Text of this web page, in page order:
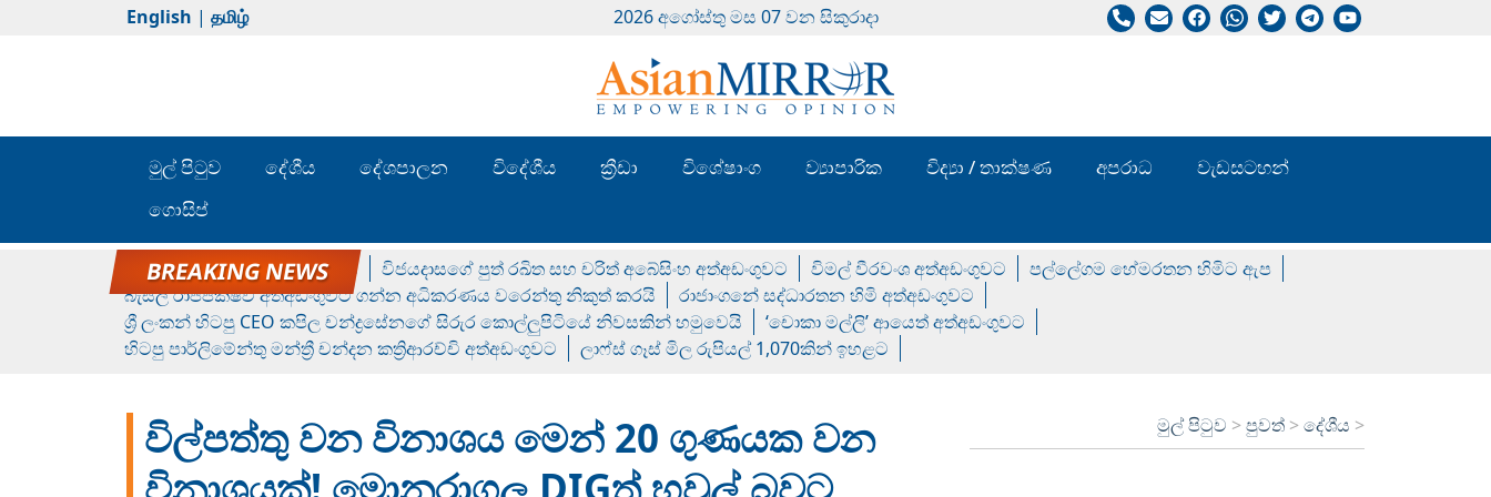
English | தமிழ் 2026 අගෝස්‍තු මස 07 වන සිකුරාදා
මුල් පිටුව දේශීය දේශපාලන විදේශීය ක්‍රීඩා විශේෂාංග ව්‍යාපාරික විද්‍යා / තාක්ෂණ අපරාධ
වැඩසටහන්
ගොසිප්
රන් ගෙනා රුමේෂ්ගේ හෙල්ලය විජයදාසගේ පුත් රඛිත සහ චරිත් අබේසිංහ අත්අඩංගුවට විමල් වීරවංශ අත්අඩංගුවට
පල්ලේගම හේමරතන හිමිට ඇප
බැසිල් රාජපක්ෂව අත්අඩංගුවට ගන්න අධිකරණය වරෙන්තු නිකුත් කරයි
රාජාංගනේ සද්ධාරතන හිමි අත්අඩංගුවට
ශ්‍රී ලංකන් හිටපු CEO කපිල චන්ද්‍රසේනගේ සිරුර කොල්ලුපිටියේ නිවසකින් හමුවෙයි
‘චොකා මල්ලි’ ආයෙත් අත්අඩංගුවට
හිටපු පාර්ලිමේන්තු මන්ත්‍රී චන්දන කත්‍රිආරච්චි අත්අඩංගුවට
ලාෆ්ස් ගෑස් මිල රුපියල් 1,070කින් ඉහළට
විල්පත්තු වන විනාශය මෙන් 20 ගුණයක වන
මුල් පිටුව >පුවත් >දේශීය >